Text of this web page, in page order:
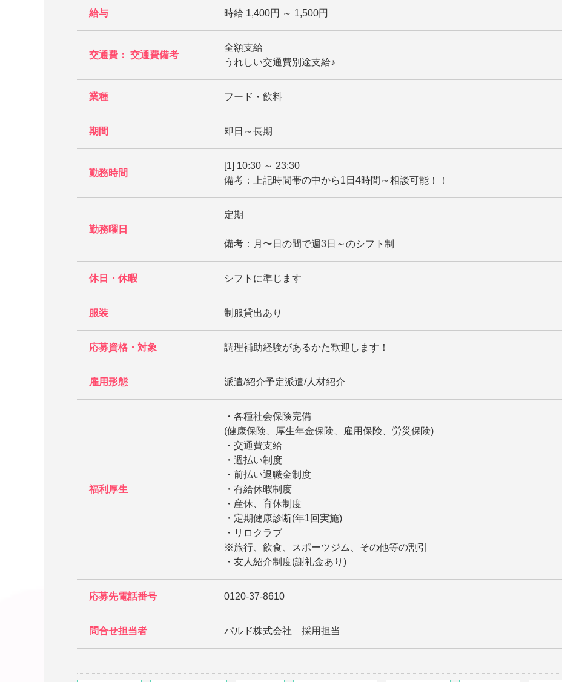
給与 時給 1,400円 ～ 1,500円
交通費： 交通費備考
全額支給
うれしい交通費別途支給♪
業種 フード・飲料
期間 即日～長期
勤務時間
[1] 10:30 ～ 23:30
備考：上記時間帯の中から1日4時間～相談可能！！
勤務曜日
定期
備考：月〜日の間で週3日～のシフト制
休日・休暇 シフトに準じます
服装 制服貸出あり
応募資格・対象 調理補助経験があるかた歓迎します！
雇用形態 派遣/紹介予定派遣/人材紹介
福利厚生
・各種社会保険完備
(健康保険、厚生年金保険、雇用保険、労災保険)
・交通費支給
・週払い制度
・前払い退職金制度
・有給休暇制度
・産休、育休制度
・定期健康診断(年1回実施)
・リロクラブ
※旅行、飲食、スポーツジム、その他等の割引
・友人紹介制度(謝礼金あり)
応募先電話番号 0120-37-8610
問合せ担当者 パルド株式会社 採用担当